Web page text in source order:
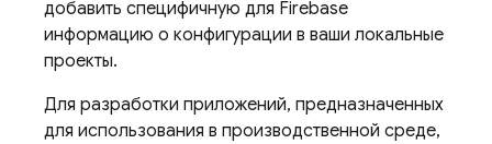
добавить специфичную для Firebase
информацию о конфигурации в ваши локальные
проекты.
Для разработки приложений, предназначенных
для использования в производственной среде,